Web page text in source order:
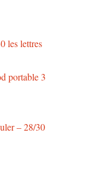
les lettres
portable 3
– 28/30